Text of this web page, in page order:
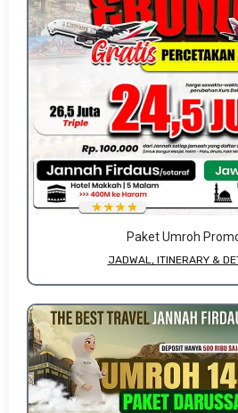
Paket Umroh
JADWAL, ITINERARY &